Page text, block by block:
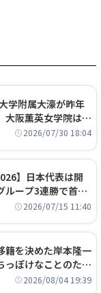
学附属大濠が昨年
大阪薫英女学院は岐
結果2026/07/30 18:04
】日本代表は開
ループ3連勝で首位
プトに決定
2026/07/15 11:40
籍を決めた岸本隆一
っぽけなことのため
2026/08/04 19:39